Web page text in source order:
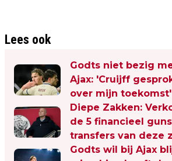
Lees ook
Godts niet bezig
Ajax: 'Cruijff
over mijn toekomst'
Diepe Zakken:
de 5 financieel
transfers van deze
Godts wil bij Ajax